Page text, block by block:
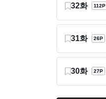
32화 112P
31화 26P
30화 27P